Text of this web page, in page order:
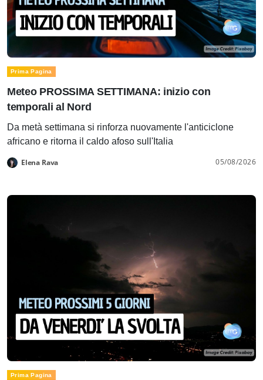
Prima Pagina
Meteo PROSSIMA SETTIMANA: inizio con
temporali al Nord
Da metà settimana si rinforza nuovamente l'anticiclone
africano e ritorna il caldo afoso sull'Italia
Elena Rava 05/08/2026
Prima Pagina